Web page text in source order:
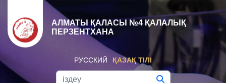
АЛМАТЫ ҚАЛАСЫ №4 ҚАЛАЛЫҚ
ПЕРЗЕНТХАНА
РУССКИЙ ҚАЗАҚ ТІЛІ